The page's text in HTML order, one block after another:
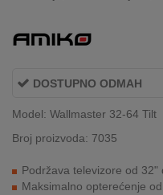
NALOG
NOVO
PONUDI
DOSTUPNO ODMAH
Model: Wallmaster 32-64 Tilt
Broj proizvoda: 7035
Podržava televizore od 32"
Maksimalno opterećenje